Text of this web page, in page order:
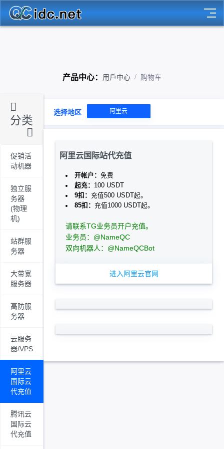
产品中心： 用戶中心 购物车
分类
促销活
动机器
独立服
务器
(物理
机)
站群服
务器
大带宽
服务器
高防服
务器
云服务
器/VPS
阿里云
国际云
代充值
腾讯云
国际云
代充值
选择地区 阿里云
阿里云国际站代充值
开帐户： 免费
起充：
100 USDT
9扣： 充值500 USDT起。
85扣： 充值1000 USDT起。
请联系TG业务员开户充值。
业务员：@NameQC
双向机器人：@NameQCBot
进入阿里云官网